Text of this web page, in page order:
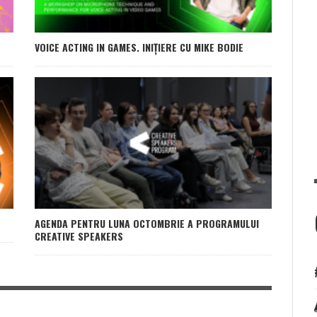
VOICE ACTING IN GAMES. INIȚIERE CU MIKE BODIE
AGENDA PENTRU LUNA OCTOMBRIE A PROGRAMULUI
CREATIVE SPEAKERS